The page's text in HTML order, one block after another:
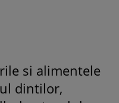
si alimentele
dintilor,